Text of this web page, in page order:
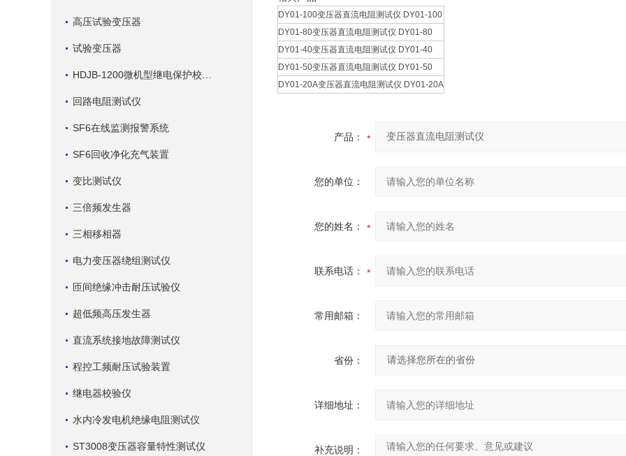
高压试验变压器
试验变压器
回路电阻测试仪
SF6在线监测报警系统
SF6回收净化充气装置
变比测试仪
三倍频发生器
三相移相器
电力变压器绕组测试仪
匝间绝缘冲击耐压试验仪
超低频高压发生器
直流系统接地故障测试仪
程控工频耐压试验装置
继电器校验仪
水内冷发电机绝缘电阻测试仪
ST3008变压器容量特性测试仪
DY01-100变压器直流电阻测试仪 DY01-100
DY01-80变压器直流电阻测试仪 DY01-80
DY01-40变压器直流电阻测试仪 DY01-40
DY01-50变压器直流电阻测试仪 DY01-50
DY01-20A变压器直流电阻测试仪 DY01-20A
产品：
您的单位：
您的姓名：
联系电话：
常用邮箱：
省份：
详细地址：
补充说明：